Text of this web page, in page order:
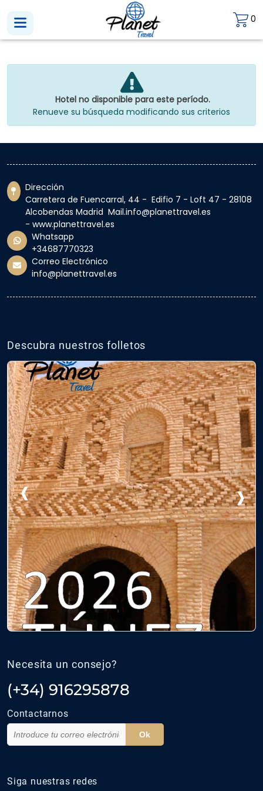
0
Hotel no disponible para este período.
Renueve su búsqueda modificando sus criterios
Dirección
Carretera de Fuencarral, 44 - Edifio 7 - Loft 47 - 28108
Alcobendas Madrid Mail.info@planettravel.es
- www.planettravel.es
Whatsapp
+34687770323
Correo Electrónico
info@planettravel.es
Descubra nuestros folletos
‹ ›
Necesita un consejo?
(+34) 916295878
Contactarnos
Ok
Siga nuestras redes